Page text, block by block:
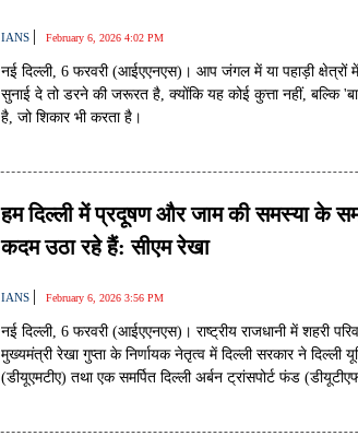
IANS | February 6, 2026 4:02 PM
नई दिल्ली, 6 फरवरी (आईएएनएस)। आप जंगल में या पहाड़ी
सुनाई दे तो डरने की जरूरत है, क्योंकि यह कोई कुत्ता नहीं, बल्कि
है, जो शिकार भी करता है।
हम दिल्ली में प्रदूषण और जाम की समस्या के
कदम उठा रहे हैं: सीएम रेखा
IANS | February 6, 2026 3:56 PM
नई दिल्ली, 6 फरवरी (आईएएनएस)। राष्ट्रीय राजधानी में शहरी
मुख्यमंत्री रेखा गुप्ता के निर्णायक नेतृत्व में दिल्ली सरकार ने दिल्ली
(डीयूएमटीए) तथा एक समर्पित दिल्ली अर्बन ट्रांसपोर्ट फंड